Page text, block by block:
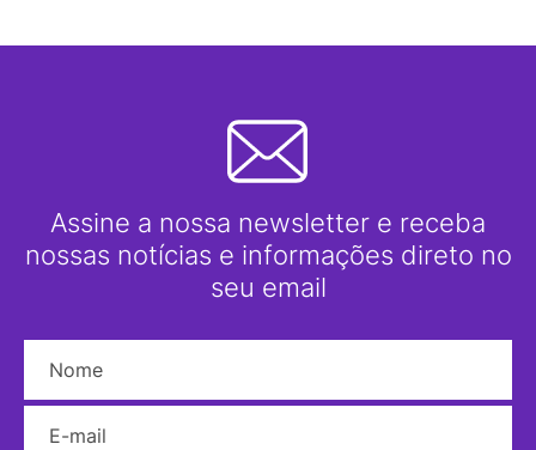
Assine a nossa newsletter e receba
nossas notícias e informações direto no
seu email